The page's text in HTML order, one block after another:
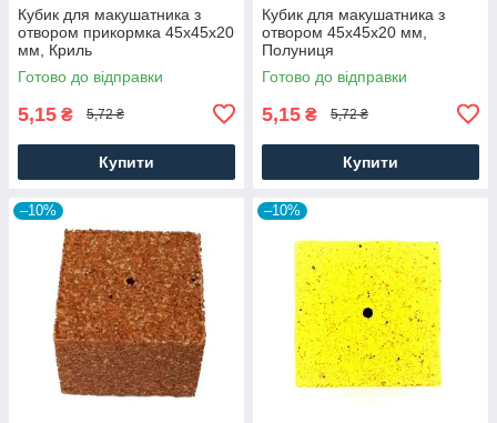
Кубик для макушатника з
отвором прикормка 45х45х20
мм, Криль
Готово до відправки
5,15 ₴ 5,72 ₴
Купити
Кубик для макушатника з
отвором 45х45х20 мм,
Полуниця
Готово до відправки
5,15 ₴ 5,72 ₴
Купити
–10% –10%